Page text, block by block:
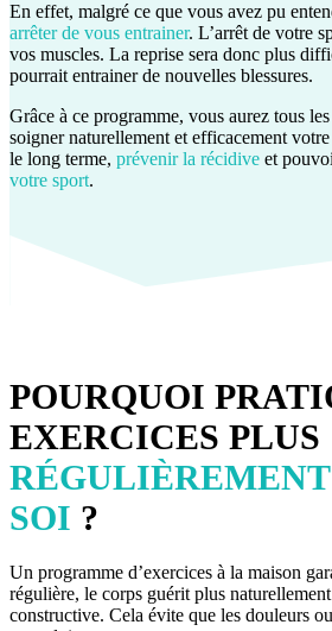
En effet, malgré ce que vous avez pu
arrêter de vous entrainer. L’arrêt de votre
vos muscles. La reprise sera donc plus
pourrait entrainer de nouvelles blessures.
Grâce à ce programme, vous aurez tous
soigner naturellement et efficacement
le long terme, prévenir la récidive et
votre sport.
POURQUOI
EXERCICES PLUS
RÉGULIÈREMENT
SOI ?
Un programme d’exercices à la maison
régulière, le corps guérit plus
constructive. Cela évite que les douleurs